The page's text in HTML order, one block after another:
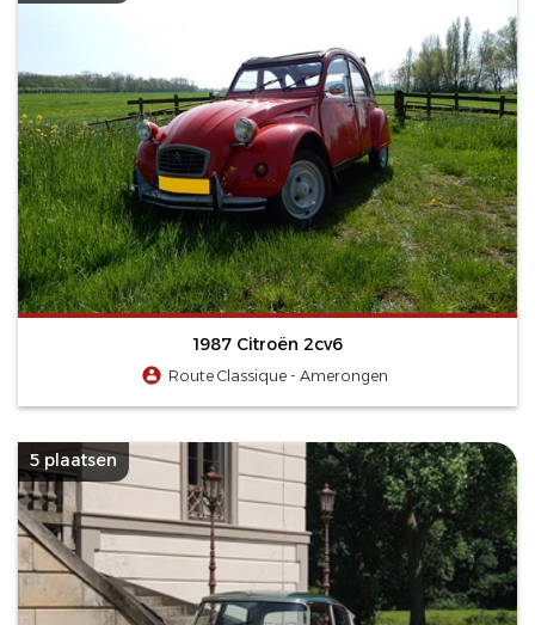
1987 Citroën 2cv6
Route Classique - Amerongen
5 plaatsen